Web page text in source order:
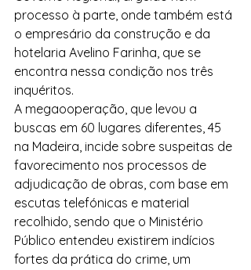
processo à parte, onde também está
o empresário da construção e da
hotelaria Avelino Farinha, que se
encontra nessa condição nos três
inquéritos.
A megaooperação, que levou a
buscas em 60 lugares diferentes, 45
na Madeira, incide sobre suspeitas de
favorecimento nos processos de
adjudicação de obras, com base em
escutas telefónicas e material
recolhido, sendo que o Ministério
Público entendeu existirem indícios
fortes da prática do crime, um